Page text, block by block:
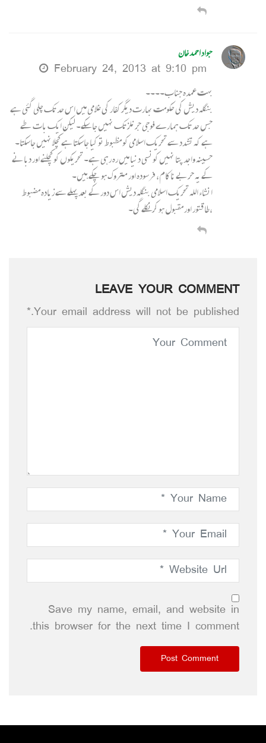
جواد احمد خان
February 24, 2013 at 9:10 pm
بہت عمدہ جناب۔۔۔۔
بنگلہ دیش کی حکومت بھارت دیگر کفار کی غلامی میں اس حد تک چلی گئی ہے
جس حد تک ہمارے فوجی جرنلز تک نہیں جاسکے۔ لیکن ایک بات طے
ہے کہ تشدد سے تحریک اسلامی کو مظبوط تو کیا جاسکتا ہے کچلا نہیں جاسکتا۔
حسینہ واجد پتا نہیں کونسی دنیا میں رہ رہی ہے۔ تحریکوں کو کچلنے اور دبانے
کے یہ حربے ناکام، فرسودہ اور متروک ہو چکے ہیں۔
انشاء اللہ تحریک اسلامی بنگلہ دیش اس دور کے بعد پہلے سے زیادہ مضبوط
،طاقتور اور مقبول ہو کر نکلے گی۔
LEAVE YOUR COMMENT
Your email address will not be published.*
Save my name, email, and website in
this browser for the next time I comment.